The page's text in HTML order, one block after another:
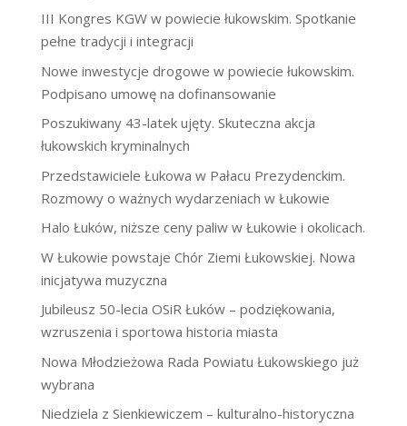
III Kongres KGW w powiecie łukowskim. Spotkanie
pełne tradycji i integracji
Nowe inwestycje drogowe w powiecie łukowskim.
Podpisano umowę na dofinansowanie
Poszukiwany 43-latek ujęty. Skuteczna akcja
łukowskich kryminalnych
Przedstawiciele Łukowa w Pałacu Prezydenckim.
Rozmowy o ważnych wydarzeniach w Łukowie
Halo Łuków, niższe ceny paliw w Łukowie i okolicach.
W Łukowie powstaje Chór Ziemi Łukowskiej. Nowa
inicjatywa muzyczna
Jubileusz 50-lecia OSiR Łuków – podziękowania,
wzruszenia i sportowa historia miasta
Nowa Młodzieżowa Rada Powiatu Łukowskiego już
wybrana
Niedziela z Sienkiewiczem – kulturalno-historyczna